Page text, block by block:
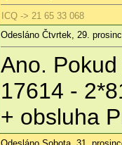
ICQ -> 21 65 33 068
Odesláno Čtvrtek, 29.
Ano.
17614 -
+ obsluha